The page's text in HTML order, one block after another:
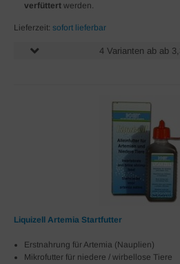
verfüttert werden.
Lieferzeit: sofort lieferbar
4 Varianten ab ab
Liquizell Artemia Startfutter
Erstnahrung für Artemia (Nauplien)
Mikrofutter für niedere / wirbellose Tiere